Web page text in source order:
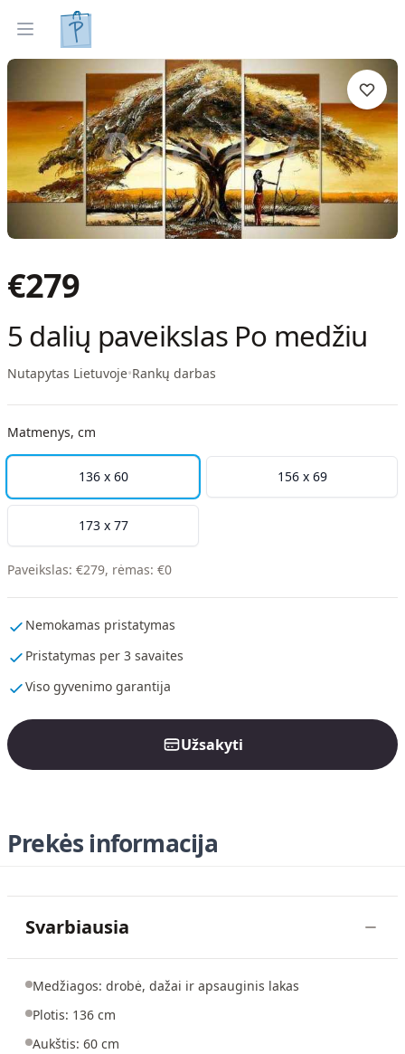
Open menu
Tapyti paveikslai
€279
5 dalių paveikslas Po medžiu
Nutapytas Lietuvoje•Rankų darbas
Matmenys, cm
136 x 60 156 x 69
173 x 77
Paveikslas: €279, rėmas: €0
Nemokamas pristatymas
Pristatymas per 3 savaites
Viso gyvenimo garantija
Užsakyti
Prekės informacija
Svarbiausia
Medžiagos: drobė, dažai ir apsauginis lakas
Plotis: 136 cm
Aukštis: 60 cm